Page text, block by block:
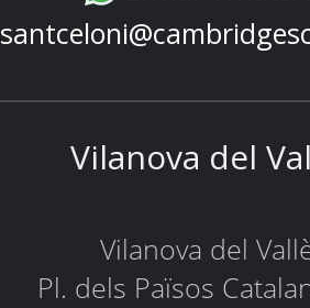
Vilanova del
Vilanova del
Pl. dels Països